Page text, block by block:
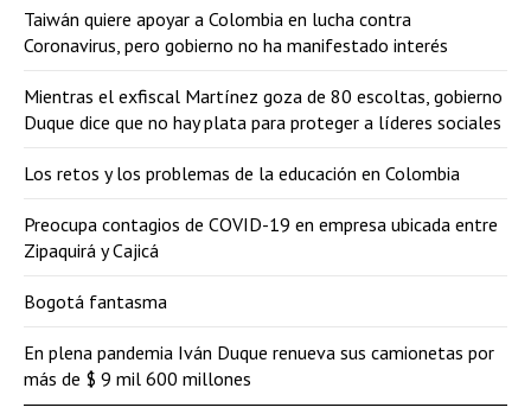
Taiwán quiere apoyar a Colombia en lucha contra
Coronavirus, pero gobierno no ha manifestado interés
Mientras el exfiscal Martínez goza de 80 escoltas, gobierno
Duque dice que no hay plata para proteger a líderes sociales
Los retos y los problemas de la educación en Colombia
Preocupa contagios de COVID-19 en empresa ubicada entre
Zipaquirá y Cajicá
Bogotá fantasma
En plena pandemia Iván Duque renueva sus camionetas por
más de $ 9 mil 600 millones